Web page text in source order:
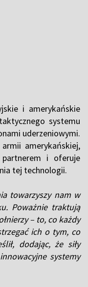
i amerykańskie
systemu
uderzeniowymi.
amerykańskiej,
i oferuje
tej technologii.
towarzyszy nam w
Poważnie traktują
– to, co każdy
ich o tym, co
dodając, że siły
systemy